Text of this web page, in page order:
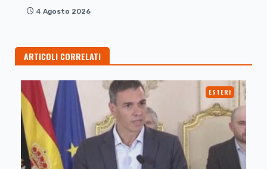
4 Agosto 2026
ARTICOLI CORRELATI
ESTERI